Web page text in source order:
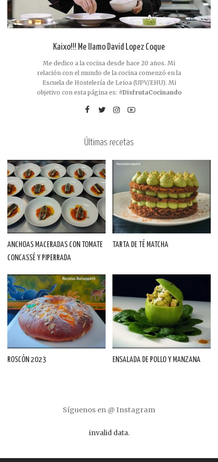
Kaixo!!! Me llamo David Lopez Coque
Me dedico a la cocina desde hace 20 años. Mi
relación con el mundo de la cocina comenzó en la
Escuela de Hostelería de Leioa (UPV/EHU). Mi
objetivo con esta página es: #DisfrutaCocinando
Últimas recetas
ANCHOAS MACERADAS CON TOMATE
CONCASSÉ Y PIPERRADA
TARTA DE TÉ MATCHA
ROSCÓN 2023 ENSALADA DE POLLO Y MANZANA
Síguenos en @ Instagram
invalid data.